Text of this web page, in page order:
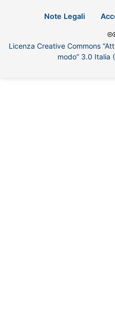
Note Legali
Licenza Creative Commons
modo” 3.0 Italia